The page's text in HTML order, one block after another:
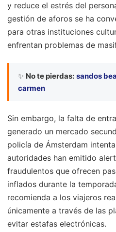
y reduce el estrés del
gestión de aforos se ha
para otras instituciones
enfrentan problemas de
✨ No te pierdas: sandos
carmen
Sin embargo, la falta de
generado un mercado
policía de Ámsterdam
autoridades han emitido
fraudulentos que ofrecen
inflados durante la
recomienda a los viajeros
únicamente a través de las
evitar estafas electrónicas.